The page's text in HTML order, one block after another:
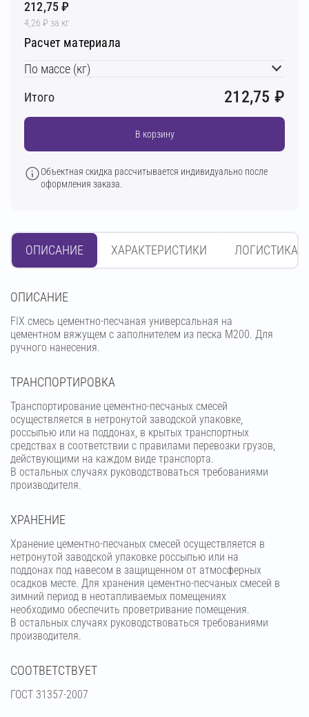
212,75 ₽
4,26 ₽ за кг
Расчет материала
По массе (кг)
Итого
212,75 ₽
В корзину
Объектная скидка рассчитывается индивидуально после
оформления заказа.
ОПИСАНИЕ ХАРАКТЕРИСТИКИ ЛОГИСТИКА
OПИСАНИЕ
FIX смесь цементно-песчаная универсальная на
цементном вяжущем с заполнителем из песка М200. Для
ручного нанесения.
ТРАНСПОРТИРОВКА
Транспортирование цементно-песчаных смесей
осуществляется в нетронутой заводской упаковке,
россыпью или на поддонах, в крытых транспортных
средствах в соответствии с правилами перевозки грузов,
действующими на каждом виде транспорта.
В остальных случаях руководствоваться требованиями
производителя.
ХРАНЕНИЕ
Хранение цементно-песчаных смесей осуществляется в
нетронутой заводской упаковке россыпью или на
поддонах под навесом в защищенном от атмосферных
осадков месте. Для хранения цементно-песчаных смесей в
зимний период в неотапливаемых помещениях
необходимо обеспечить проветривание помещения.
В остальных случаях руководствоваться требованиями
производителя.
СООТВЕТСТВУЕТ
ГОСТ 31357-2007